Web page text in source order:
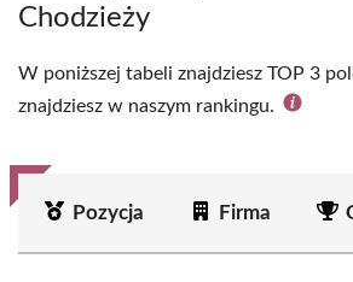
Chodzieży
W poniższej tabeli znajdziesz TOP 3
znajdziesz w naszym rankingu.
Pozycja Firma